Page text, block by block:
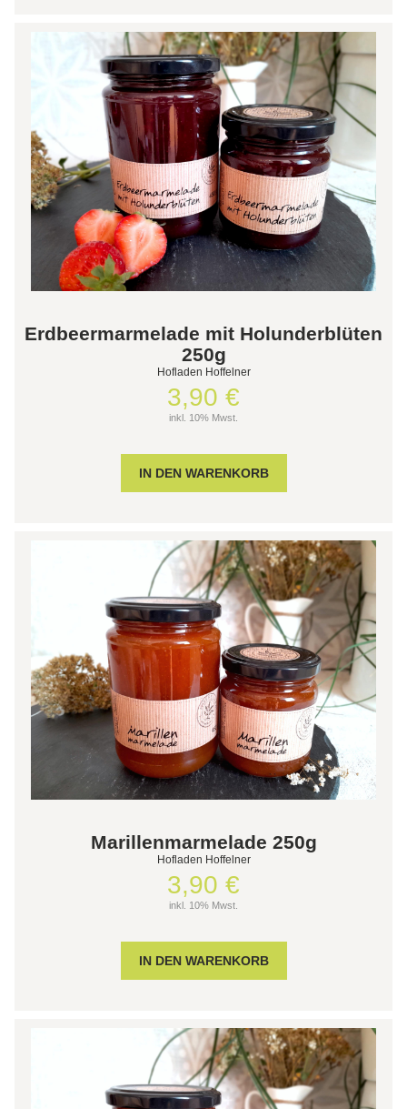
Erdbeermarmelade mit Holunderblüten
250g
Hofladen Hoffelner
3,90 €
inkl. 10% Mwst.
Marillenmarmelade 250g
Hofladen Hoffelner
3,90 €
inkl. 10% Mwst.